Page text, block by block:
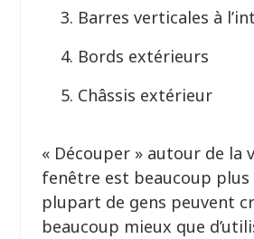
Barres verticales à
Bords extérieurs
Châssis extérieur
« Découper » autour de la
fenêtre est beaucoup plus
plupart de gens peuvent
beaucoup mieux que